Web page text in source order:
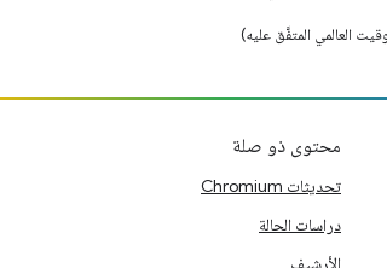
محتوى ذو صلة
تحديثات Chromium
دراسات الحالة
الأرشيف